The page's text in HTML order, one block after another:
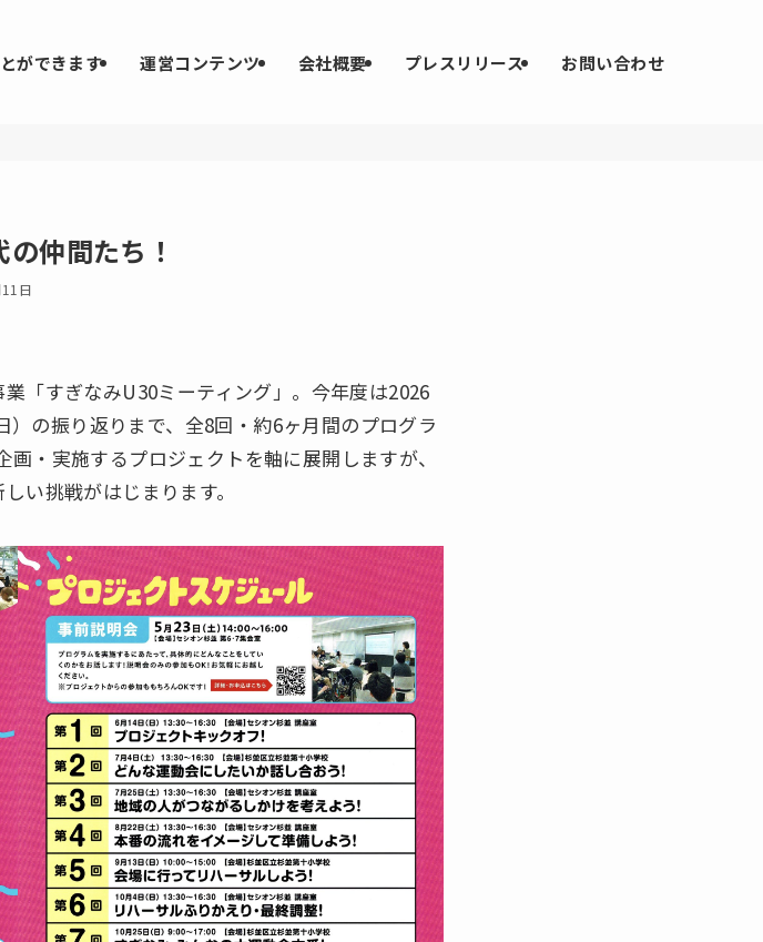
ができます 運営コンテンツ 会社概要 プレスリリース お問い合わせ
仲間たち！
日
「すぎなみU30ミーティング」。今年度は2026
の振り返りまで、全8回・約6ヶ月間のプログラ
・実施するプロジェクトを軸に展開しますが、
い挑戦がはじまります。